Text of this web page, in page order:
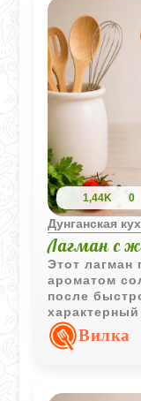
1,44K 0
Дунганская
Лагман с
Этот лагман
ароматом
после
мясом.
делаетВилка